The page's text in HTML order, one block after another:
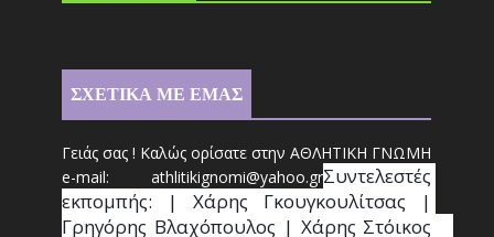
ΣΧΕΤΙΚΑ ΜΕ ΕΜΑΣ
Γειάς σας ! Καλώς ορίσατε στην ΑΘΛΗΤΙΚΗ ΓΝΩΜΗ
e-mail: athlitikignomi@yahoo.grΣυντελεστές
εκπομπής: | Χάρης Γκουγκουλίτσας |
Γρηγόρης Βλαχόπουλος | Χάρης Στόικος